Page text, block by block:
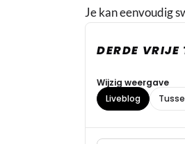
Je kan eenvoudig
DERDE
Wijzig weergave
Liveblog